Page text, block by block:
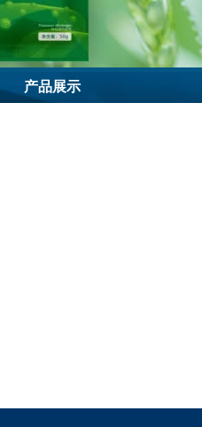
产品展示